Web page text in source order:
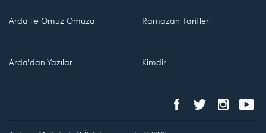
Arda ile Omuz Omuza Ramazan Tarifleri
Arda'dan Yazılar Kimdir